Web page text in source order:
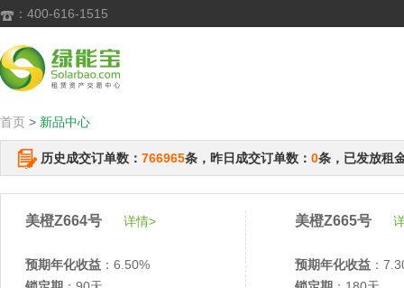
 ：400-616-1515
首页 > 新品中心
历史成交订单数： 766965条，昨日成交订单数： 0条，已发放租
美橙Z664号 详情>
预期年化收益 ：6.50%
美橙Z665号
预期年化收益 ：